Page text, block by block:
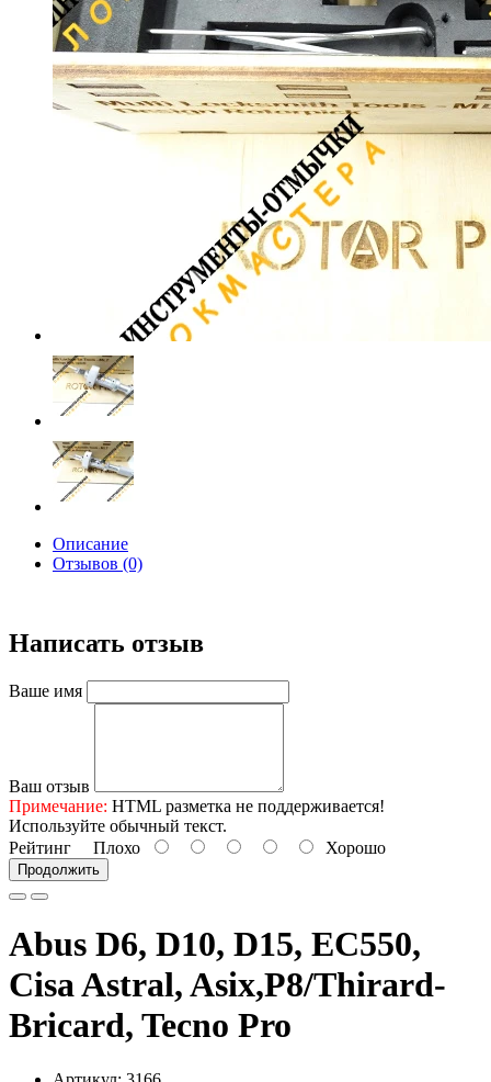
Описание
Отзывов (0)
Написать отзыв
Ваше имя
Ваш отзыв
Примечание: HTML разметка не поддерживается!
Используйте обычный текст.
Рейтинг Плохо Хорошо
Продолжить
Abus D6, D10, D15, EC550,
Cisa Astral, Asix,P8/Thirard-
Bricard, Tecno Pro